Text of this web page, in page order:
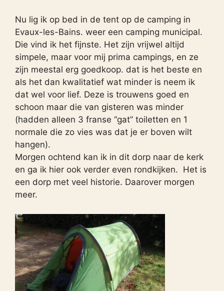
Nu lig ik op bed in de tent op de camping in
Evaux-les-Bains. weer een camping municipal.
Die vind ik het fijnste. Het zijn vrijwel altijd
simpele, maar voor mij prima campings, en ze
zijn meestal erg goedkoop. dat is het beste en
als het dan kwalitatief wat minder is neem ik
dat wel voor lief. Deze is trouwens goed en
schoon maar die van gisteren was minder
(hadden alleen 3 franse “gat” toiletten en 1
normale die zo vies was dat je er boven wilt
hangen).
Morgen ochtend kan ik in dit dorp naar de kerk
en ga ik hier ook verder even rondkijken. Het is
een dorp met veel historie. Daarover morgen
meer.